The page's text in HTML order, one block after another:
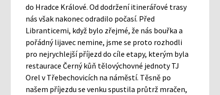
do Hradce Králové. Od dodržení itinerářové trasy
nás však nakonec odradilo počasí. Před
Libranticemi, když bylo zřejmé, že nás bouřka a
pořádný lijavec nemine, jsme se proto rozhodli
pro nejrychlejší příjezd do cíle etapy, kterým byla
restaurace Černý kůň tělovýchovné jednoty TJ
Orel v Třebechovicích na náměstí. Těsně po
našem příjezdu se venku spustila průtrž mračen,